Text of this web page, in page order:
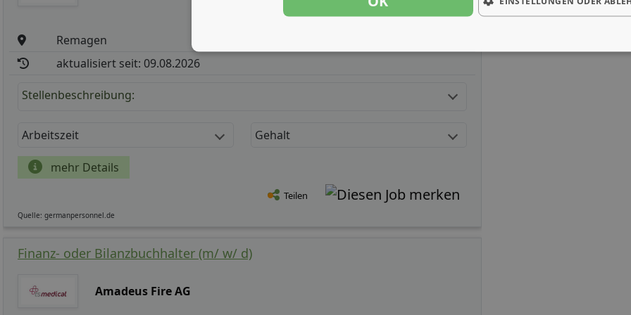
Remagen
aktualisiert seit: 09.08.2026
Stellenbeschreibung:
Arbeitszeit Gehalt
mehr Details
Teilen
Quelle: germanpersonnel.de
Finanz- oder Bilanzbuchhalter (m/ w/ d)
Amadeus Fire AG